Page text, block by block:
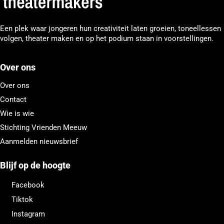
Een plek waar jongeren hun creativiteit laten groeien, toneellessen
volgen, theater maken en op het podium staan in voorstellingen.
Over ons
Over ons
Contact
Wie is wie
Stichting Vrienden Meeuw
Aanmelden nieuwsbrief
Blijf op de hoogte
Facebook
Tiktok
Instagram